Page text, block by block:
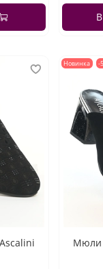
Новинка -
Мюли